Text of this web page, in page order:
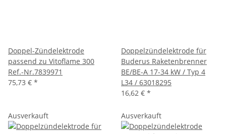
Doppel-Zündelektrode
passend zu Vitoflame 300
Ref.-Nr.7839971
75,73 € *
Doppelzündelektrode für
Buderus Raketenbrenner
BE/BE-A 17-34 kW / Typ 4
L34 / 63018295
16,62 € *
Ausverkauft Ausverkauft